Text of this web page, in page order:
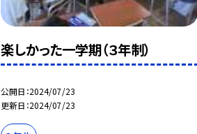
楽しかった一学期（３年制）
公開日 2024/07/23
更新日 2024/07/23